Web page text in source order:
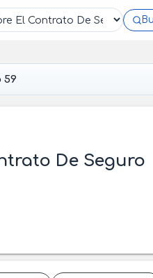
59
De Seguro